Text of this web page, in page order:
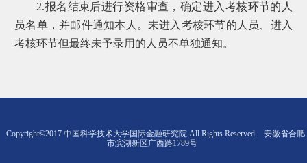
2.报名结束后进行资格审查，确定进入考核环节的人
员名单，并邮件通知本人。未进入考核环节的人员、进入
考核环节但最终未予录用的人员不单独通知。
Copyright©2017 中国科学技术大学国际金融研究院 All Rights Reserved.
安徽省合肥
市滨湖新区广西路1789号